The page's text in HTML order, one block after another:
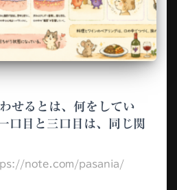
せるとは、何をしてい
目と三口目は、同じ関
note.com/pasania/